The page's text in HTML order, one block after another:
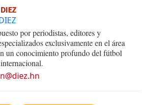
por periodistas, editores y
exclusivamente en el área
un conocimiento profundo del fútbol